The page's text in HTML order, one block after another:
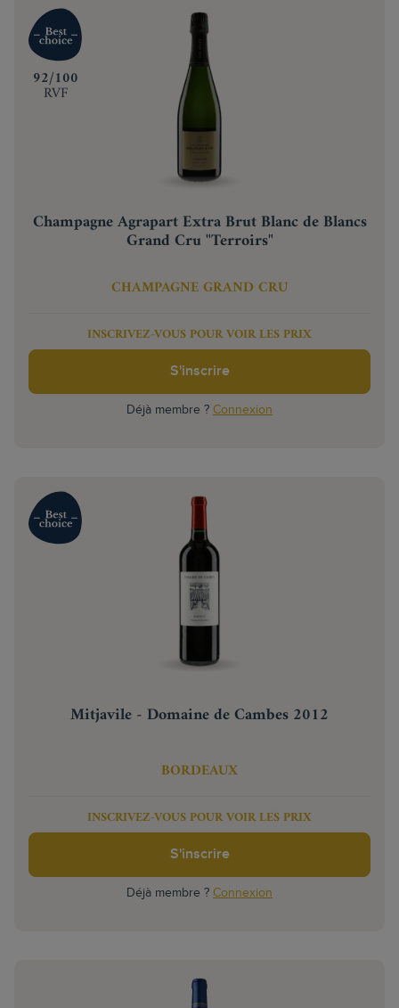
‍92/100
RVF
Champagne Agrapart Extra Brut Blanc de Blancs
Grand Cru "Terroirs"
CHAMPAGNE GRAND CRU
INSCRIVEZ-VOUS POUR VOIR LES PRIX
S'inscrire
Déjà membre ? Connexion
Mitjavile - Domaine de Cambes 2012
BORDEAUX
INSCRIVEZ-VOUS POUR VOIR LES PRIX
S'inscrire
Déjà membre ? Connexion